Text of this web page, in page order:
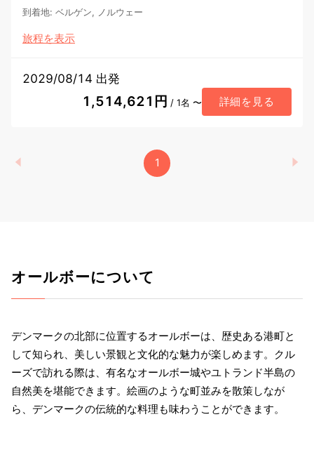
到着地: ベルゲン, ノルウェー
旅程を表示
2029/08/14 出発
1,514,621円 / 1名 〜 詳細を見る
1
オールボーについて
デンマークの北部に位置するオールボーは、歴史ある港町と
して知られ、美しい景観と文化的な魅力が楽しめます。クル
ーズで訪れる際は、有名なオールボー城やユトランド半島の
自然美を堪能できます。絵画のような町並みを散策しなが
ら、デンマークの伝統的な料理も味わうことができます。